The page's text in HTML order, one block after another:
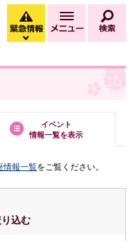
緊急情報
緊急情報を開く
メニュー
イベント
情報一覧を表示
情報一覧をご覧ください。
込む